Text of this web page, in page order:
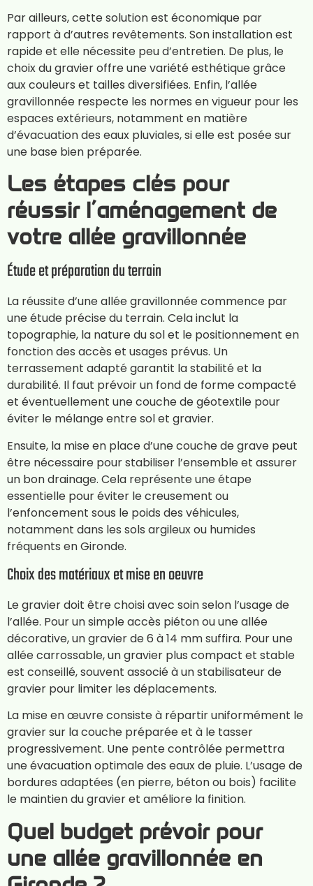
Par ailleurs, cette solution est économique par
rapport à d’autres revêtements. Son installation est
rapide et elle nécessite peu d’entretien. De plus, le
choix du gravier offre une variété esthétique grâce
aux couleurs et tailles diversifiées. Enfin, l’allée
gravillonnée respecte les normes en vigueur pour les
espaces extérieurs, notamment en matière
d’évacuation des eaux pluviales, si elle est posée sur
une base bien préparée.
Les étapes clés pour
réussir l’aménagement de
votre allée gravillonnée
Étude et préparation du terrain
La réussite d’une allée gravillonnée commence par
une étude précise du terrain. Cela inclut la
topographie, la nature du sol et le positionnement en
fonction des accès et usages prévus. Un
terrassement adapté garantit la stabilité et la
durabilité. Il faut prévoir un fond de forme compacté
et éventuellement une couche de géotextile pour
éviter le mélange entre sol et gravier.
Ensuite, la mise en place d’une couche de grave peut
être nécessaire pour stabiliser l’ensemble et assurer
un bon drainage. Cela représente une étape
essentielle pour éviter le creusement ou
l’enfoncement sous le poids des véhicules,
notamment dans les sols argileux ou humides
fréquents en Gironde.
Choix des matériaux et mise en oeuvre
Le gravier doit être choisi avec soin selon l’usage de
l’allée. Pour un simple accès piéton ou une allée
décorative, un gravier de 6 à 14 mm suffira. Pour une
allée carrossable, un gravier plus compact et stable
est conseillé, souvent associé à un stabilisateur de
gravier pour limiter les déplacements.
La mise en œuvre consiste à répartir uniformément le
gravier sur la couche préparée et à le tasser
progressivement. Une pente contrôlée permettra
une évacuation optimale des eaux de pluie. L’usage de
bordures adaptées (en pierre, béton ou bois) facilite
le maintien du gravier et améliore la finition.
Quel budget prévoir pour
une allée gravillonnée en